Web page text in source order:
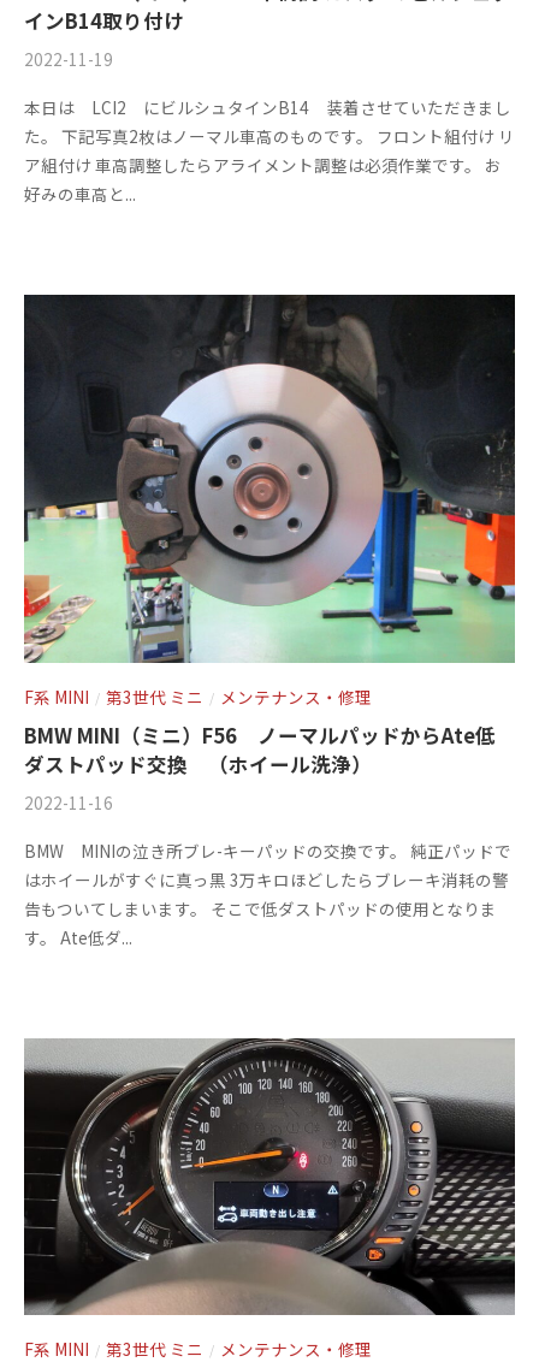
インB14取り付け
2022-11-19
m
s
f
a
o
3
件
の
コ
メ
本日は LCI2 にビルシュタインB14 装着させていただきまし
た。 下記写真2枚はノーマル車高のものです。 フロント組付け リ
ア組付け 車高調整したらアライメント調整は必須作業です。 お
好みの車高と...
F系 MINI / 第3世代 ミニ / メンテナンス・修理
BMW MINI（ミニ）F56 ノーマルパッドからAte低
ダストパッド交換 （ホイール洗浄）
2022-11-16
m
s
f
a
o
r
y
2
0
1
3
件
の
コ
メ
BMW MINIの泣き所ブレ-キーパッドの交換です。 純正パッドで
はホイールがすぐに真っ黒 3万キロほどしたらブレーキ消耗の警
告もついてしまいます。 そこで低ダストパッドの使用となりま
す。 Ate低ダ...
F系 MINI / 第3世代 ミニ / メンテナンス・修理